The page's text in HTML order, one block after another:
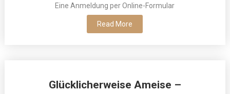
Eine Anmeldung per Online-Formular
Read More
Glücklicherweise Ameise –